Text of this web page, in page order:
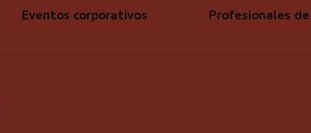
Eventos corporativos Profesionales